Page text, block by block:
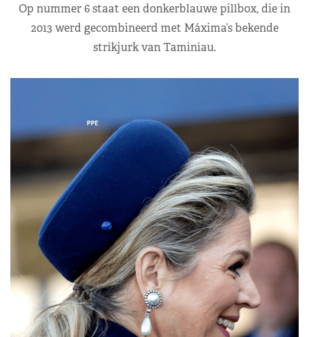
Op nummer 6 staat een donkerblauwe pillbox, die in
2013 werd gecombineerd met Máxima’s bekende
strikjurk van Taminiau.